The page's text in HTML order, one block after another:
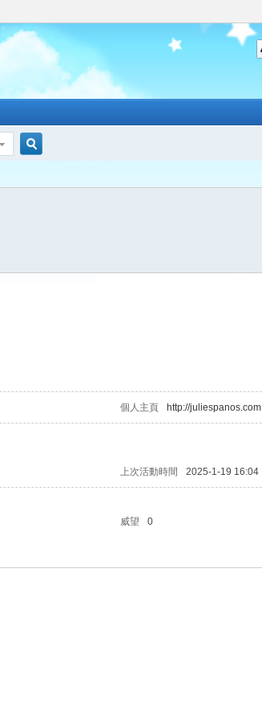
個人主頁 http://juliespanos.com
上次活動時間 2025-1-19 16:04
威望 0